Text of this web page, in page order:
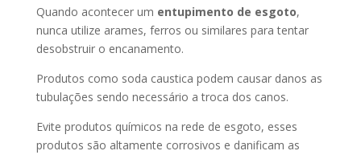
Quando acontecer um entupimento de esgoto,
nunca utilize arames, ferros ou similares para tentar
desobstruir o encanamento.
Produtos como soda caustica podem causar danos as
tubulações sendo necessário a troca dos canos.
Evite produtos químicos na rede de esgoto, esses
produtos são altamente corrosivos e danificam as